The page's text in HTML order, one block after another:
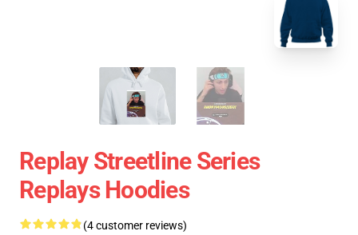
Replay Streetline Series
Replays Hoodies
(4 customer reviews)